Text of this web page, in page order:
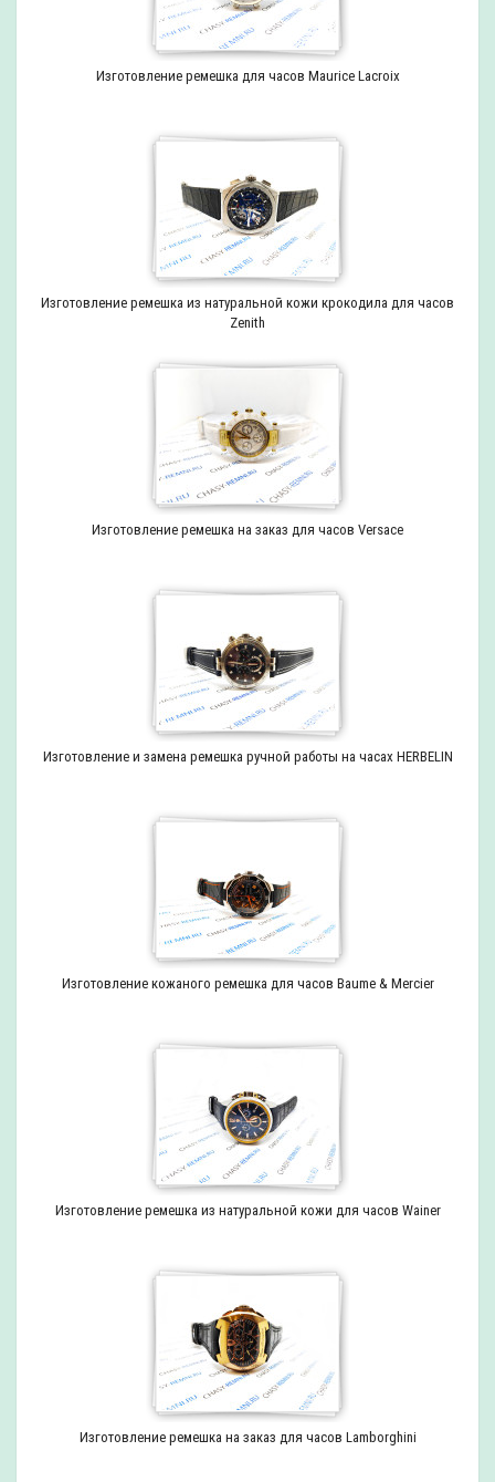
Изготовление ремешка для часов Maurice Lacroix
Изготовление ремешка из натуральной кожи крокодила для часов
Zenith
Изготовление ремешка на заказ для часов Versace
Изготовление и замена ремешка ручной работы на часах HERBELIN
Изготовление кожаного ремешка для часов Baume & Mercier
Изготовление ремешка из натуральной кожи для часов Wainer
Изготовление ремешка на заказ для часов Lamborghini